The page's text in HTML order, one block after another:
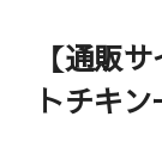
【通販
トチキ